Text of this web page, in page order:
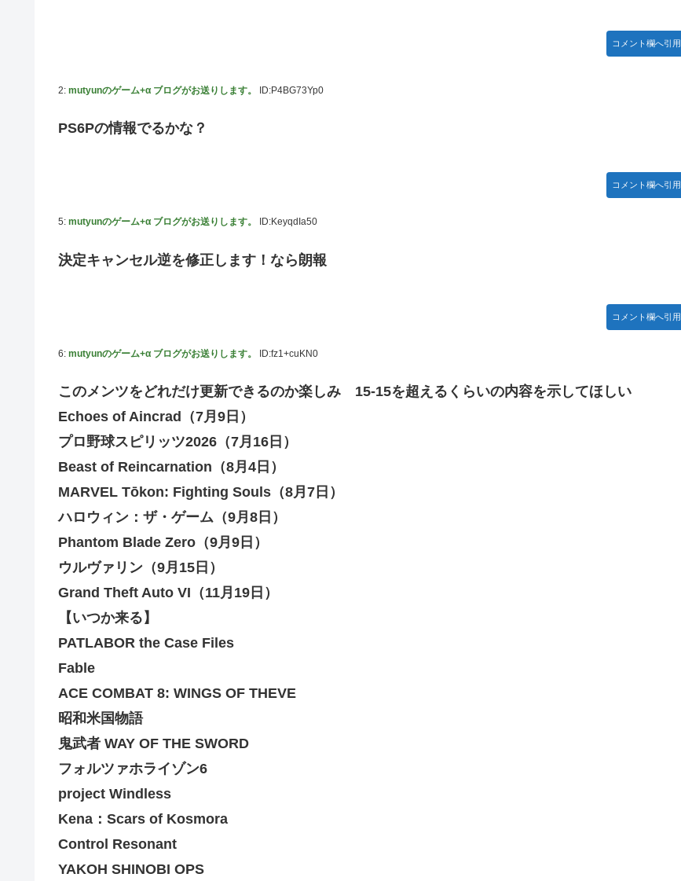
【悲報】ポケポケ、1年で1600万人が引退・・・
ゲーム「すごい武器を手に入れましたが必要レベルに達していないので装備できません」←このシステムｗｗｗｗ
韓国人「“韓国サッカー”性接待の試合結果をご覧ください」→「マッサージ効果は間違いないねｗ」「これが本当のベッドサ
国連が事実上の機能停止に陥りつつあると関係者が告白、特に役に立たないくせに高給だけ毟り取った結果……
コメント欄へ引用
2: mutyunのゲーム+α ブログがお送りします。 ID:P4BG73Yp0
PS6Pの情報でるかな？
コメント欄へ引用
5: mutyunのゲーム+α ブログがお送りします。 ID:KeyqdIa50
決定キャンセル逆を修正します！なら朗報
コメント欄へ引用
6: mutyunのゲーム+α ブログがお送りします。 ID:fz1+cuKN0
このメンツをどれだけ更新できるのか楽しみ 15-15を超えるくらいの内容を示してほしい
Echoes of Aincrad（7月9日）
プロ野球スピリッツ2026（7月16日）
Beast of Reincarnation（8月4日）
MARVEL Tōkon: Fighting Souls（8月7日）
ハロウィン：ザ・ゲーム（9月8日）
Phantom Blade Zero（9月9日）
ウルヴァリン（9月15日）
Grand Theft Auto VI（11月19日）
【いつか来る】
PATLABOR the Case Files
Fable
ACE COMBAT 8: WINGS OF THEVE
昭和米国物語
鬼武者 WAY OF THE SWORD
フォルツァホライゾン6
project Windless
Kena：Scars of Kosmora
Control Resonant
YAKOH SHINOBI OPS